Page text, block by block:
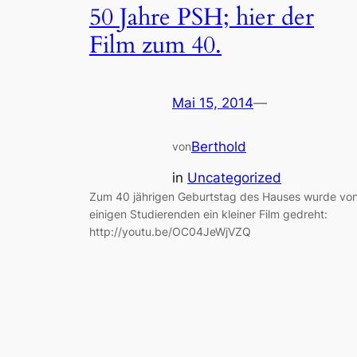
50 Jahre PSH; hier der
Film zum 40.
Mai 15, 2014—
vonBerthold
in Uncategorized
Zum 40 jährigen Geburtstag des Hauses wurde
einigen Studierenden ein kleiner Film gedreht:
http://youtu.be/OC04JeWjVZQ